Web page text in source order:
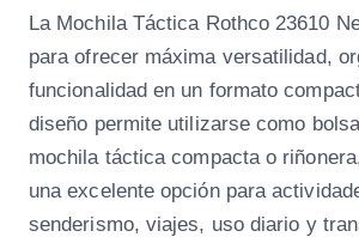
t
h
c
o
La Mochila Táctica Rothco 23610
para ofrecer máxima versatilidad,
funcionalidad en un formato
diseño permite utilizarse como
mochila táctica compacta o
una excelente opción para
senderismo, viajes, uso diario y